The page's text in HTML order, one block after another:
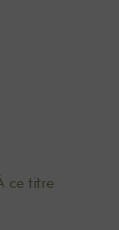
ce titre